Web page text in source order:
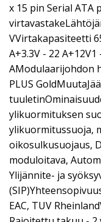
x 15 pin Serial ATA
VVirtakapasiteetti
A+3.3V - 22 A+12V1
AModulaarijohdon
PLUS
ylikuormituksen
ylikuormitussuoja,
oikosulkusuojaus,
moduloitava,
Ylijännite- ja
EAC, TUV